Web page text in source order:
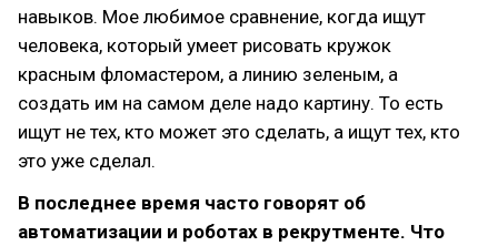
навыков. Мое любимое сравнение, когда ищут
человека, который умеет рисовать кружок
красным фломастером, а линию зеленым, а
создать им на самом деле надо картину. То есть
ищут не тех, кто может это сделать, а ищут тех, кто
это уже сделал.
В последнее время часто говорят об
автоматизации и роботах в рекрутменте. Что